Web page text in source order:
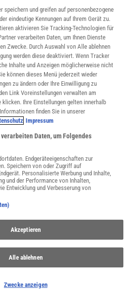
NACH OBEN
Shop und am Kiosk:
speichern und greifen auf personenbezogene
eindeutige Kennungen auf Ihrem Gerät zu.
aktivieren Sie Tracking-Technologien für
verarbeiten Daten, um Ihnen Dienste
Zwecke. Durch Auswahl von Alle ablehnen
werden diese deaktiviert. Wenn Tracker
Inhalte und Anzeigen möglicherweise nicht
können dieses Menü jederzeit wieder
zu ändern oder Ihre Einwilligung zu
Link Voreinstellungen verwalten am
klicken. Ihre Einstellungen gelten innerhalb
finden Sie in unserer
Impressum
Daten, um Folgendes
Endgeräteeigenschaften zur
Speichern von oder Zugriff auf
Personalisierte Werbung und Inhalte,
und der Performance von Inhalten,
Entwicklung und Verbesserung von
Akzeptieren
Alle ablehnen
Zwecke anzeigen